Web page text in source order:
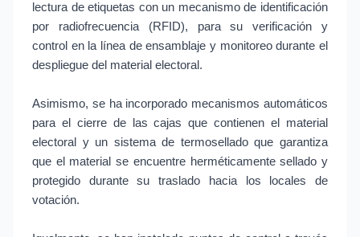
lectura de etiquetas con un mecanismo de identificación
por radiofrecuencia (RFID), para su verificación y
control en la línea de ensamblaje y monitoreo durante el
despliegue del material electoral.
Asimismo, se ha incorporado mecanismos automáticos
para el cierre de las cajas que contienen el material
electoral y un sistema de termosellado que garantiza
que el material se encuentre herméticamente sellado y
protegido durante su traslado hacia los locales de
votación.